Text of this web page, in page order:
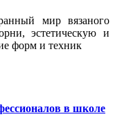
мир вязаного
эстетическую и
форм и техник
в школе